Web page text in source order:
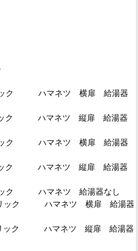
ク ハマネツ 横扉 給湯器
ク ハマネツ 縦扉 給湯器
ク ハマネツ 横扉 給湯器
ク ハマネツ 縦扉 給湯器
ク ハマネツ 給湯器なし
ック ハマネツ 横扉 給湯器
ック ハマネツ 縦扉 給湯器